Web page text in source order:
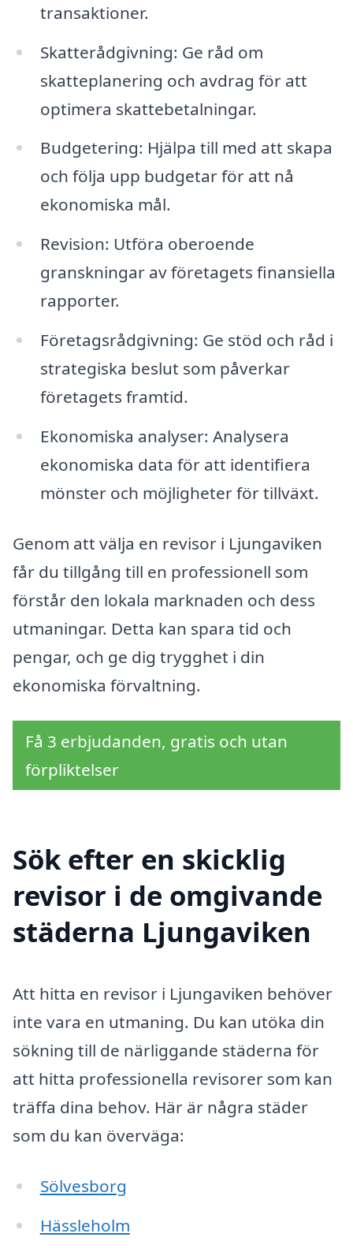
transaktioner.
Skatterådgivning: Ge råd om
skatteplanering och avdrag för att
optimera skattebetalningar.
Budgetering: Hjälpa till med att skapa
och följa upp budgetar för att nå
ekonomiska mål.
Revision: Utföra oberoende
granskningar av företagets finansiella
rapporter.
Företagsrådgivning: Ge stöd och råd i
strategiska beslut som påverkar
företagets framtid.
Ekonomiska analyser: Analysera
ekonomiska data för att identifiera
mönster och möjligheter för tillväxt.
Genom att välja en revisor i Ljungaviken
får du tillgång till en professionell som
förstår den lokala marknaden och dess
utmaningar. Detta kan spara tid och
pengar, och ge dig trygghet i din
ekonomiska förvaltning.
Få 3 erbjudanden, gratis och utan
förpliktelser
Sök efter en skicklig
revisor i de omgivande
städerna Ljungaviken
Att hitta en revisor i Ljungaviken behöver
inte vara en utmaning. Du kan utöka din
sökning till de närliggande städerna för
att hitta professionella revisorer som kan
träffa dina behov. Här är några städer
som du kan överväga:
Sölvesborg
Hässleholm